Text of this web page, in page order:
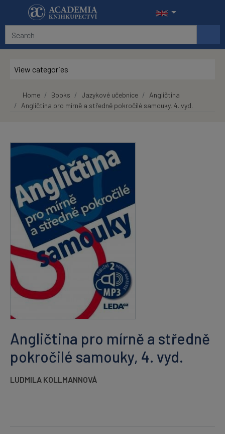
Skip to main content
View categories
Home Books Jazykové učebnice
Angličtina
Angličtina pro mírně a středně pokročilé samouky, 4. vyd.
Angličtina pro mírně a středně
pokročilé samouky, 4. vyd.
LUDMILA KOLLMANNOVÁ